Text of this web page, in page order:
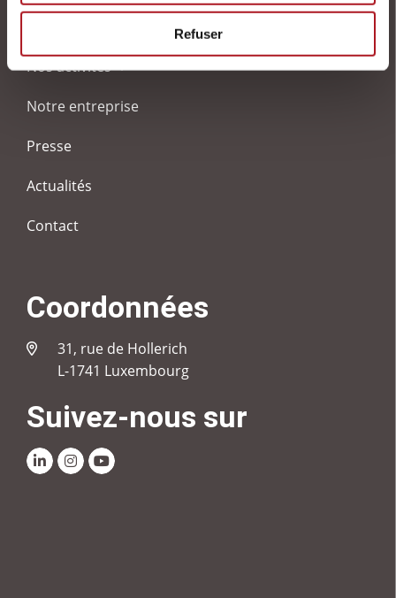
Refuser
Nos activités
Notre entreprise
Presse
Actualités
Contact
Coordonnées
31, rue de Hollerich
L-1741 Luxembourg
Suivez-nous sur
LinkedinInstagram
Youtube